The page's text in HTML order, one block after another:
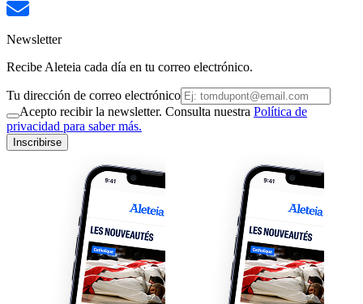
Newsletter
Recibe Aleteia cada día en tu correo electrónico.
Tu dirección de correo electrónico
Acepto recibir la newsletter. Consulta nuestra Política de
privacidad para saber más.
Inscribirse